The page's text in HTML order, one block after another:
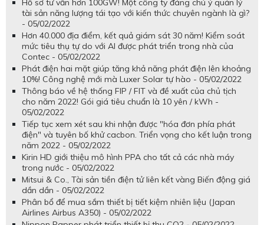
Hồ sơ tư vấn hơn 100GW! Một công ty đáng chú ý quản lý
tài sản năng lượng tái tạo với kiến ​​thức chuyên ngành là gì?
- 05/02/2022
Hơn 40.000 địa điểm, kết quả giám sát 30 năm! Kiểm soát
mức tiêu thụ tự do với AI được phát triển trong nhà của
Contec - 05/02/2022
Phát điện hai mặt giúp tăng khả năng phát điện lên khoảng
10%! Công nghệ mới mà Luxer Solar tự hào - 05/02/2022
Thông báo về hệ thống FIP / FIT và đề xuất của chủ tịch
cho năm 2022! Gói giá tiêu chuẩn là 10 yên / kWh -
05/02/2022
Tiếp tục xem xét sau khi nhận được "hóa đơn phía phát
điện" và tuyên bố khử cacbon. Triển vọng cho kết luận trong
năm 2022 - 05/02/2022
Kirin HD giới thiệu mô hình PPA cho tất cả các nhà máy
trong nước - 05/02/2022
Mitsui & Co., Tài sản tiền điện tử liên kết vàng Biến động giá
dần dần - 05/02/2022
Phân bổ để mua sắm thiết bị tiết kiệm nhiên liệu (Japan
Airlines Airbus A350) - 05/02/2022